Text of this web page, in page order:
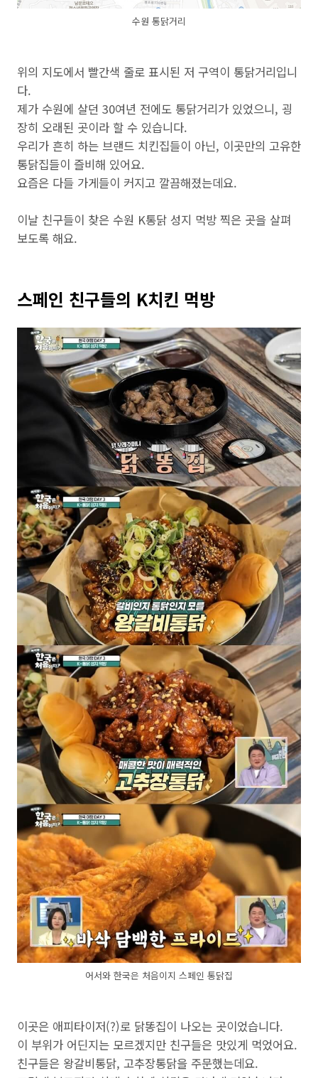
수원 통닭거리
위의 지도에서 빨간색 줄로 표시된 저 구역이 통닭거리입니
다.
제가 수원에 살던 30여년 전에도 통닭거리가 있었으니, 굉
장히 오래된 곳이라 할 수 있습니다.
우리가 흔히 하는 브랜드 치킨집들이 아닌, 이곳만의 고유한
통닭집들이 즐비해 있어요.
요즘은 다들 가게들이 커지고 깔끔해졌는데요.
이날 친구들이 찾은 수원 K통닭 성지 먹방 찍은 곳을 살펴
보도록 해요.
스페인 친구들의 K치킨 먹방
어서와 한국은 처음이지 스페인 통닭집
이곳은 애피타이저(?)로 닭똥집이 나오는 곳이었습니다.
이 부위가 어딘지는 모르겠지만 친구들은 맛있게 먹었어요.
친구들은 왕갈비통닭, 고추장통닭을 주문했는데요.